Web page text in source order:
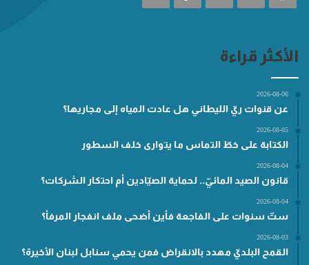
الأكثر قراءة
2026-08-06
عن قنوات ريّ الليطاني هل عادت المياه إلى مجاريها؟
2026-08-05
الكتابة على خطّ التماس ما يتوارى خلف السطور
2026-08-04
قانون الصيد المائيّ.. لحماية الصيّادين أم احتكار الشركات؟
2026-08-04
ستّ سنوات على الفاجعة فأين أضحى ملف انفجار المرفأ؟
2026-08-03
القمح البلديّ مهدد بالانقراض فمن يحمي سنابل لبنان الأخيرة؟